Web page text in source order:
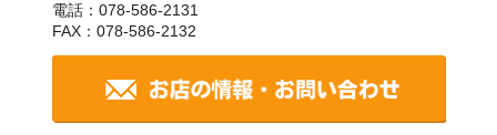
電話：078-586-2131
FAX：078-586-2132